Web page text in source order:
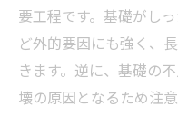
要工程です。基礎がし
ど外的要因にも強く、
きます。逆に、基礎の
壊の原因となるため注意